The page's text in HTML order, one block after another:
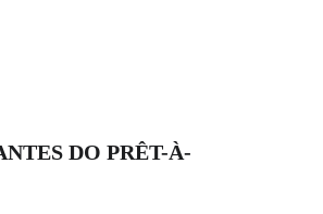
DO PRÊT-À-